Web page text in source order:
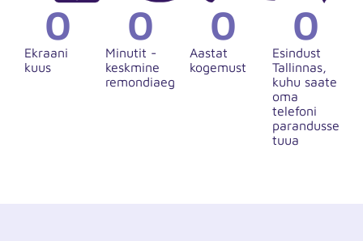
Ekraani
kuus
0
Minutit -
keskmine
remondiaeg
0
Aastat
kogemust
0
Esindust
Tallinnas,
kuhu saate
oma
telefoni
parandusse
tuua
0